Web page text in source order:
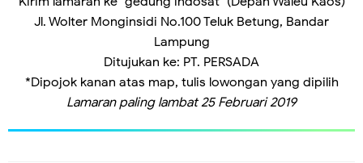
Jl. Wolter Monginsidi No.100 Teluk Betung, Bandar
Lampung
Ditujukan ke: PT. PERSADA
*Dipojok kanan atas map, tulis lowongan yang dipilih
Lamaran paling lambat 25 Februari 2019